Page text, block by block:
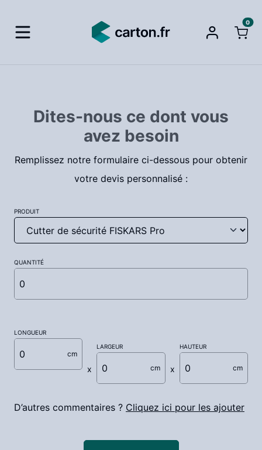
0
Dites-nous ce dont vous
avez besoin
Remplissez notre formulaire ci-dessous pour obtenir
votre devis personnalisé :
PRODUIT
QUANTITÉ
LONGUEUR
cm
LARGEUR
cm
HAUTEUR
cm
D’autres commentaires ? Cliquez ici pour les ajouter